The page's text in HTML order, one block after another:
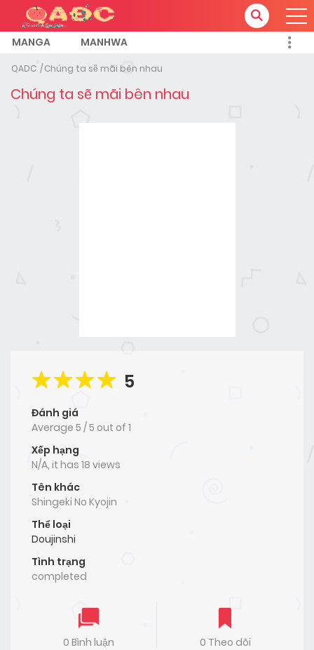
MANGA MANHWA
QADC Chúng ta sẽ mãi bên nhau
Chúng ta sẽ mãi bên nhau
5
Đánh giá
Average 5 /5 out of 1
Xếp hạng
N/A, it has 18 views
Tên khác
Shingeki No Kyojin
Thể loại
Doujinshi
Tình trạng
completed
0 Bình luận 0 Theo dõi